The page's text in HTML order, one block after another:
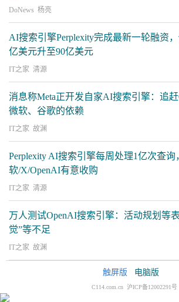
DoNews 杨亮
AI搜索引擎Perplexity完成最新一轮融资
亿美元升至90亿美元
IT之家 清源
消息称Meta正开发自家AI搜索引擎：追
微软、谷歌的依赖
IT之家 故渊
Perplexity AI搜索引擎每周处理1亿次查询
软/X/OpenAI有意收购
IT之家 清源
万人测试OpenAI搜索引擎：活动规划等
觉”等不足
IT之家 故渊
触屏版 电脑版
C114.com.cn 沪ICP备12002291号